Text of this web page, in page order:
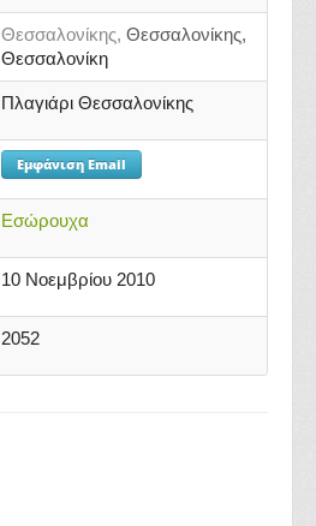
Θεσσαλονίκης, Θεσσαλονίκης,
Θεσσαλονίκη
Πλαγιάρι Θεσσαλονίκης
Εμφάνιση Email
Εσώρουχα
10 Νοεμβρίου 2010
2052